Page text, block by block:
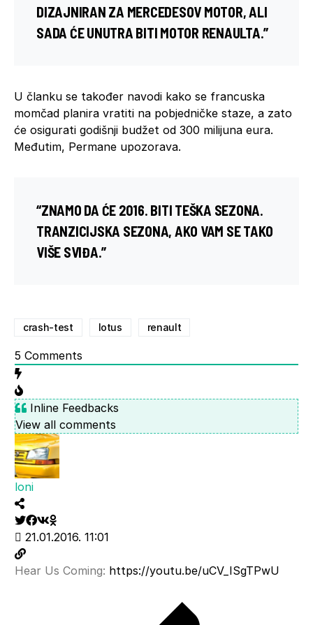
DIZAJNIRAN ZA MERCEDESOV MOTOR, ALI
SADA ĆE UNUTRA BITI MOTOR RENAULTA.”
U članku se također navodi kako se francuska
momčad planira vratiti na pobjedničke staze, a zato
će osigurati godišnji budžet od 300 milijuna eura.
Međutim, Permane upozorava.
“ZNAMO DA ĆE 2016. BITI TEŠKA SEZONA.
TRANZICIJSKA SEZONA, AKO VAM SE TAKO
VIŠE SVIĐA.”
crash-test lotus renault
5 Comments
Inline Feedbacks
View all comments
loni
21.01.2016. 11:01
Hear Us Coming: https://youtu.be/uCV_ISgTPwU